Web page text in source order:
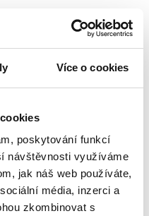
Více o cookies
poskytování funkcí
návštěvnosti využíváme
jak náš web používáte,
média, inzerci a
zkombinovat s